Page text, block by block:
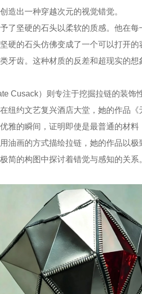
造出一种穿越次元的视觉错觉。
了坚硬的石头以柔软的质感。他在
硬的石头仿佛变成了一个可以打开
牙齿。这种材质的反差和超现实的
Cusack）则专注于挖掘拉链的装饰
纽约文艺复兴酒店大堂，她的作品《
雅的瞬间，证明即使是最普通的材料
油画的方式描绘拉链，她的作品以
简的构图中探讨着错觉与感知的关系